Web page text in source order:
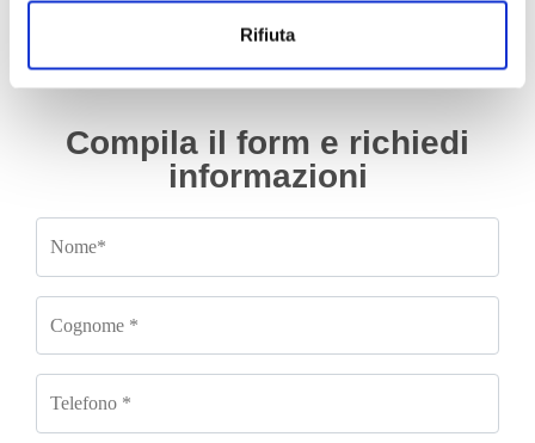
Rifiuta
Compila il form e richiedi
informazioni